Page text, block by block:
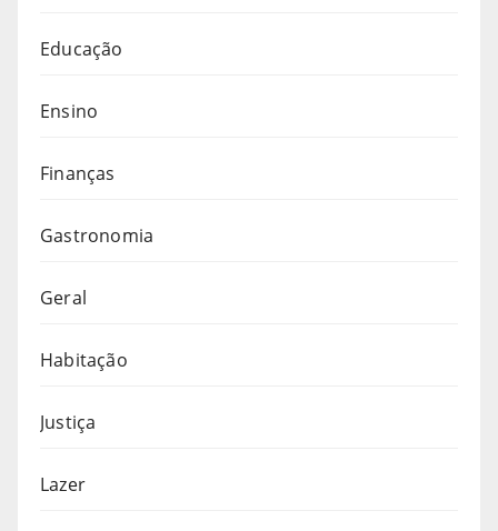
Educação
Ensino
Finanças
Gastronomia
Geral
Habitação
Justiça
Lazer